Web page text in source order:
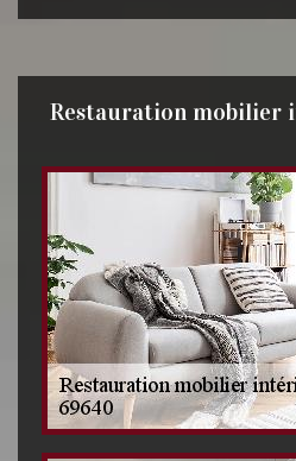
Restauration mobilier